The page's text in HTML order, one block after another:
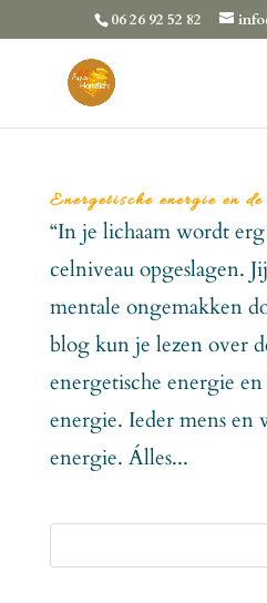
06 26 92 52 82
Energetische energie en
“In je lichaam wordt
celniveau opgeslagen.
mentale ongemakken
blog kun je lezen over
energetische energie en
energie. Ieder mens en
energie. Álles...